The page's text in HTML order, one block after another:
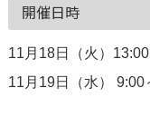
開催日時
11月18日（火）
11月19日（水） 9:00